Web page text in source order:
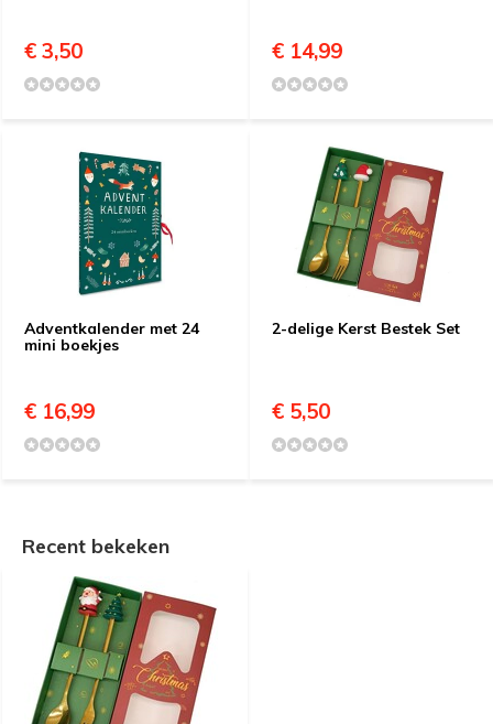
€ 3,50 € 14,99
Adventkalender met 24
mini boekjes
€ 16,99
2-delige Kerst Bestek Set
€ 5,50
Recent bekeken